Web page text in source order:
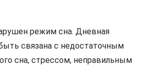
режим сна. Дневная
связана с недостаточным
сна, стрессом, неправильным